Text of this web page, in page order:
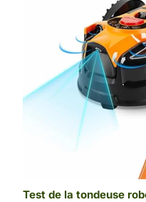
Test de la tondeuse